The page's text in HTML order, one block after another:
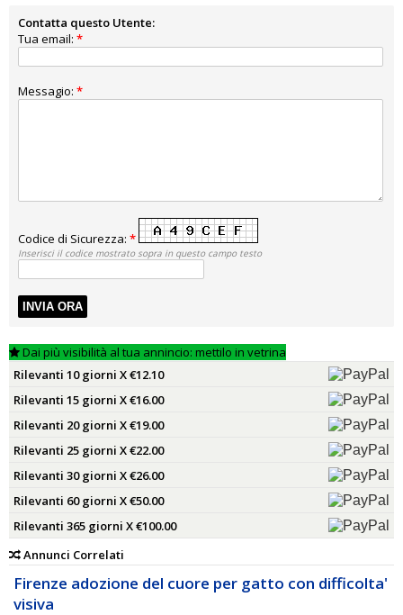
Contatta questo Utente:
Tua email: *
Messagio: *
Codice di Sicurezza: *
Inserisci il codice mostrato sopra in questo campo testo
INVIA ORA
Dai più visibilità al tua annincio: mettilo in vetrina
Rilevanti 10 giorni X €12.10
Rilevanti 15 giorni X €16.00
Rilevanti 20 giorni X €19.00
Rilevanti 25 giorni X €22.00
Rilevanti 30 giorni X €26.00
Rilevanti 60 giorni X €50.00
Rilevanti 365 giorni X €100.00
Annunci Correlati
Firenze adozione del cuore per gatto con difficolta'
visiva